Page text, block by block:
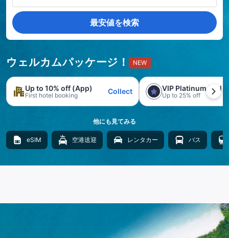
最安値を検索
ウェルカムパッケージ！ NEW
Up to 10% off (App)
First hotel booking Collect VIP Platinum trial
Up to 25% off
他にも見てみる
eSIM 空港送迎 レンタカー バス